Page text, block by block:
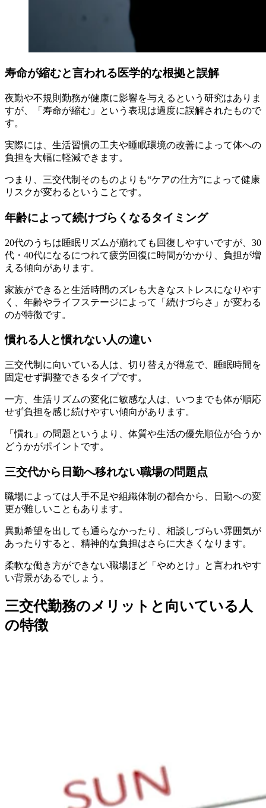
寿命が縮むと言われる医学的な根拠と誤解
夜勤や不規則勤務が健康に影響を与えるという研究はありま
すが、「寿命が縮む」という表現は過度に誤解されたもので
す。
実際には、生活習慣の工夫や睡眠環境の改善によって体への
負担を大幅に軽減できます。
つまり、三交代制そのものよりも“ケアの仕方”によって健康
リスクが変わるということです。
年齢によって続けづらくなるタイミング
20代のうちは睡眠リズムが崩れても回復しやすいですが、30
代・40代になるにつれて疲労回復に時間がかかり、負担が増
える傾向があります。
家族ができると生活時間のズレも大きなストレスになりやす
く、年齢やライフステージによって「続けづらさ」が変わる
のが特徴です。
慣れる人と慣れない人の違い
三交代制に向いている人は、切り替えが得意で、睡眠時間を
固定せず調整できるタイプです。
一方、生活リズムの変化に敏感な人は、いつまでも体が順応
せず負担を感じ続けやすい傾向があります。
「慣れ」の問題というより、体質や生活の優先順位が合うか
どうかがポイントです。
三交代から日勤へ移れない職場の問題点
職場によっては人手不足や組織体制の都合から、日勤への変
更が難しいこともあります。
異動希望を出しても通らなかったり、相談しづらい雰囲気が
あったりすると、精神的な負担はさらに大きくなります。
柔軟な働き方ができない職場ほど「やめとけ」と言われやす
い背景があるでしょう。
三交代勤務のメリットと向いている人
の特徴